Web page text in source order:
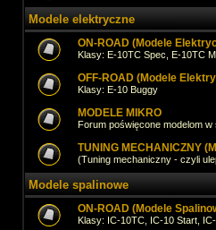
Modele elektryczne
ON-ROAD (Modele
Klasy: E-10TC Spec, E-10TC
OFF-ROAD (Modele
Klasy: E-10 Buggy
MODELE MIKRO
Forum poświęcone modelom
TUNING MECHANICZNY
(Tuning mechaniczny - czyli
Modele spalinowe
ON-ROAD (Modele
Klasy: IC-10TC, IC-10 Start,